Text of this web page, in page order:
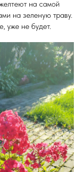
на самой
на зеленую траву.
уже не будет.